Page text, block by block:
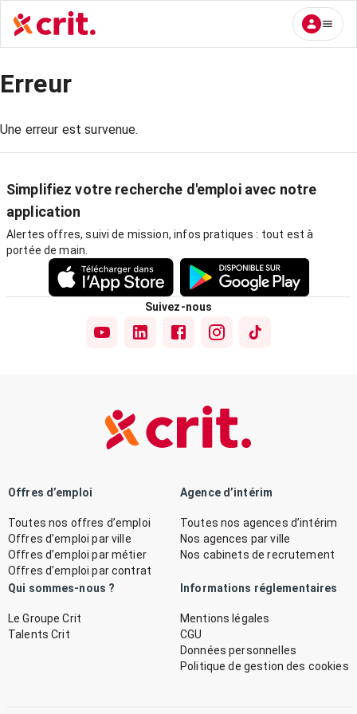
Erreur
Une erreur est survenue.
Simplifiez votre recherche d'emploi avec notre
application
Alertes offres, suivi de mission, infos pratiques : tout est à
portée de main.
Suivez-nous
Offres d’emploi
Toutes nos offres d’emploi
Offres d’emploi par ville
Offres d’emploi par métier
Offres d’emploi par contrat
Agence d’intérim
Toutes nos agences d’intérim
Nos agences par ville
Nos cabinets de recrutement
Qui sommes-nous ?
Le Groupe Crit
Talents Crit
Informations réglementaires
Mentions légales
CGU
Données personnelles
Politique de gestion des cookies